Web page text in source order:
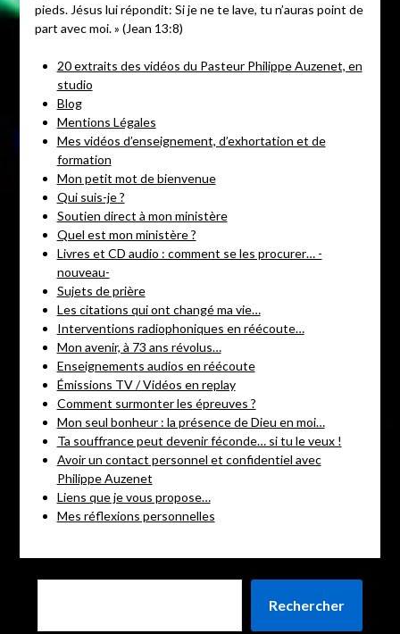
pieds. Jésus lui répondit: Si je ne te lave, tu n’auras point de
part avec moi. » (Jean 13:8)
20 extraits des vidéos du Pasteur Philippe Auzenet, en
studio
Blog
Mentions Légales
Mes vidéos d’enseignement, d’exhortation et de
formation
Mon petit mot de bienvenue
Qui suis-je ?
Soutien direct à mon ministère
Quel est mon ministère ?
Livres et CD audio : comment se les procurer… -
nouveau-
Sujets de prière
Les citations qui ont changé ma vie…
Interventions radiophoniques en réécoute…
Mon avenir, à 73 ans révolus…
Enseignements audios en réécoute
Émissions TV / Vidéos en replay
Comment surmonter les épreuves ?
Mon seul bonheur : la présence de Dieu en moi…
Ta souffrance peut devenir féconde… si tu le veux !
Avoir un contact personnel et confidentiel avec
Philippe Auzenet
Liens que je vous propose…
Mes réflexions personnelles
Rechercher